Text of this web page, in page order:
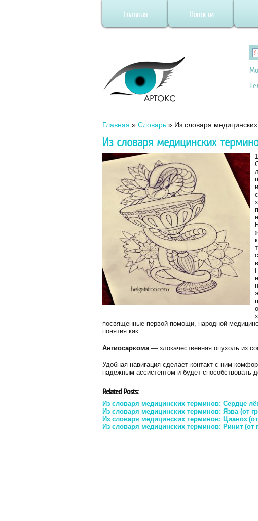
Главная Новости
Главная » Словарь » Из словаря
Из словаря медицинских
посвященные первой помощи, народной
понятия как
Ангиосаркома— злокачественная опухоль из
Удобная навигация сделает контакт с ним
надежным ассистентом и будет способствовать
Related Posts:
Из словаря медицинских терминов: Cердце
Из словаря медицинских терминов: Язва (от
Из словаря медицинских терминов: Цианоз
Из словаря медицинских терминов: Ринит